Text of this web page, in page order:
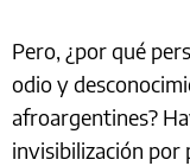
Pero, ¿por qué
odio y
afroargentines?
invisibilización por